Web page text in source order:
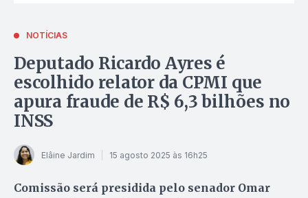
NOTÍCIAS
Deputado Ricardo Ayres é
escolhido relator da CPMI que
apura fraude de R$ 6,3 bilhões no
INSS
Elâine Jardim 15 agosto 2025 às 16h25
Comissão será presidida pelo senador Omar